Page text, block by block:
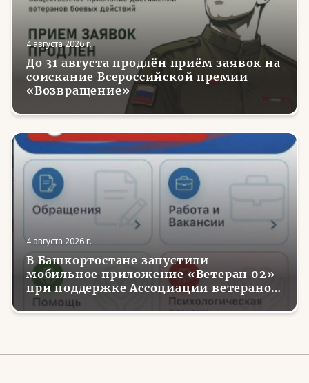
4 августа 2026 г.
До 31 августа продлён приём заявок на
соискание Всероссийской премии
«Возвращение»
4 августа 2026 г.
В Башкортостане запустили
мобильное приложение «Ветеран 02»
при поддержке Ассоциации ветеранов
СВО